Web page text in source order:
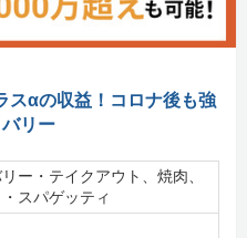
スαの収益！コロナ後も強
リー
ー・テイクアウト、焼肉、
スパゲッティ